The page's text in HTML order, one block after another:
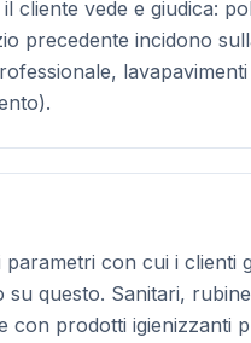
cliente vede e giudica:
precedente incidono
con cui i clienti
questo. Sanitari,
con prodotti igienizzanti